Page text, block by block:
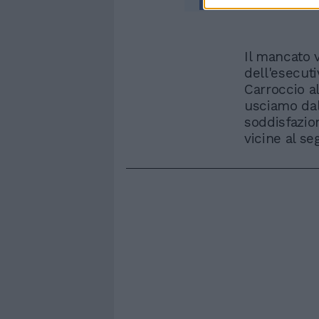
Il mancato
Carroccio
usciamo
vicine al